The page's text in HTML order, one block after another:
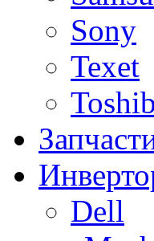
Sony
Texet
Dell